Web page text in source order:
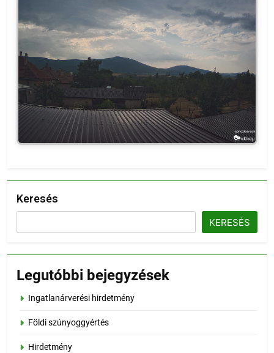
Keresés
KERESÉS
Legutóbbi bejegyzések
Ingatlanárverési hirdetmény
Földi szúnyoggyértés
Hirdetmény